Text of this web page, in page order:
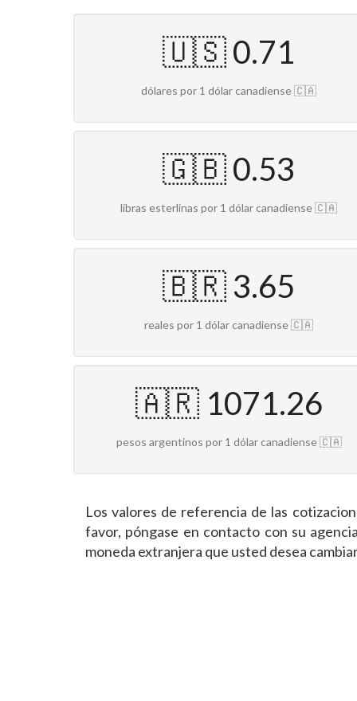
🇺🇸 0.71
dólares por 1 dólar canadiense 🇨🇦
🇬🇧 0.53
libras esterlinas por 1 dólar canadiense 🇨🇦
🇧🇷 3.65
reales por 1 dólar canadiense 🇨🇦
🇦🇷 1071.26
pesos argentinos por 1 dólar canadiense 🇨🇦
Los valores de referencia de las
favor, póngase en contacto con su
moneda extranjera que usted desea